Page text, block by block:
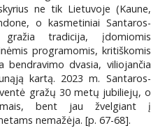
ne tik Lietuvoje (Kaune,
o kasmetiniai Santaros-
tradicija, įdomiomis
programomis, kritiškomis
bendravimo dvasia, viliojančia
kartą. 2023 m. Santaros-
gražų 30 metų jubiliejų, o
bent jau žvelgiant į
nemažėja. [p. 67-68].